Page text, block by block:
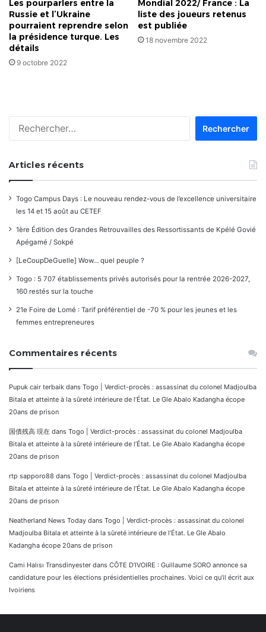
Les pourparlers entre la
Russie et l’Ukraine
pourraient reprendre selon
la présidence turque. Les
détails
9 octobre 2022
Mondial 2022/ France : La
liste des joueurs retenus
est publiée
18 novembre 2022
Articles récents
Togo Campus Days : Le nouveau rendez-vous de l’excellence universitaire
les 14 et 15 août au CETEF
1ère Édition des Grandes Retrouvailles des Ressortissants de Kpélé Govié
Apégamé / Sokpé
[LeCoupDeGuelle] Wow… quel peuple ?
Togo : 5 707 établissements privés autorisés pour la rentrée 2026-2027,
160 restés sur la touche
21e Foire de Lomé : Tarif préférentiel de -70 % pour les jeunes et les
femmes entrepreneures
Commentaires récents
Pupuk cair terbaik dans Togo | Verdict-procès : assassinat du colonel Madjoulba
Bitala et atteinte à la sûreté intérieure de l’État. Le Gle Abalo Kadangha écope
20ans de prison
国債残高 現在 dans Togo | Verdict-procès : assassinat du colonel Madjoulba
Bitala et atteinte à la sûreté intérieure de l’État. Le Gle Abalo Kadangha écope
20ans de prison
rtp sapporo88 dans Togo | Verdict-procès : assassinat du colonel Madjoulba
Bitala et atteinte à la sûreté intérieure de l’État. Le Gle Abalo Kadangha écope
20ans de prison
Neatherland News Today dans Togo | Verdict-procès : assassinat du colonel
Madjoulba Bitala et atteinte à la sûreté intérieure de l’État. Le Gle Abalo
Kadangha écope 20ans de prison
Cami Halısı Transdinyester dans CÔTE D’IVOIRE : Guillaume SORO annonce sa
candidature pour les élections présidentielles prochaines. Voici ce qu’il écrit aux
Ivoiriens